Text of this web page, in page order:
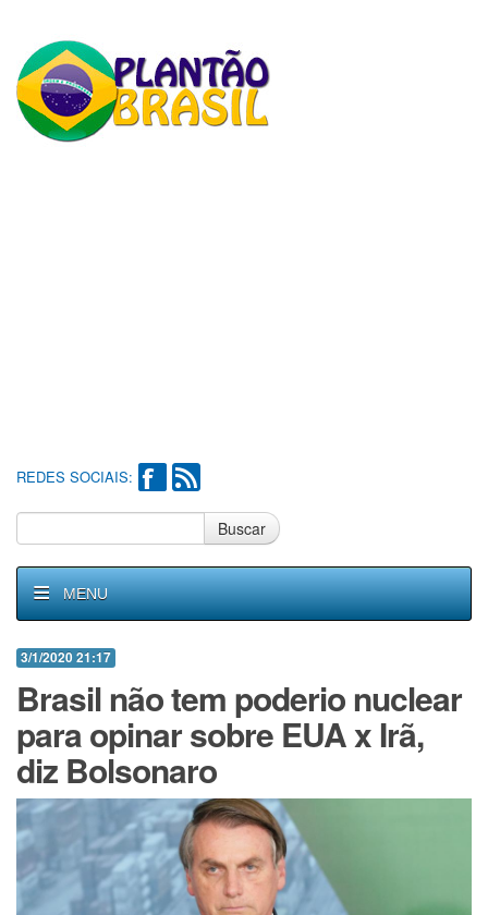
REDES SOCIAIS:
Buscar
MENU
3/1/2020 21:17
Brasil não tem poderio nuclear
para opinar sobre EUA x Irã,
diz Bolsonaro